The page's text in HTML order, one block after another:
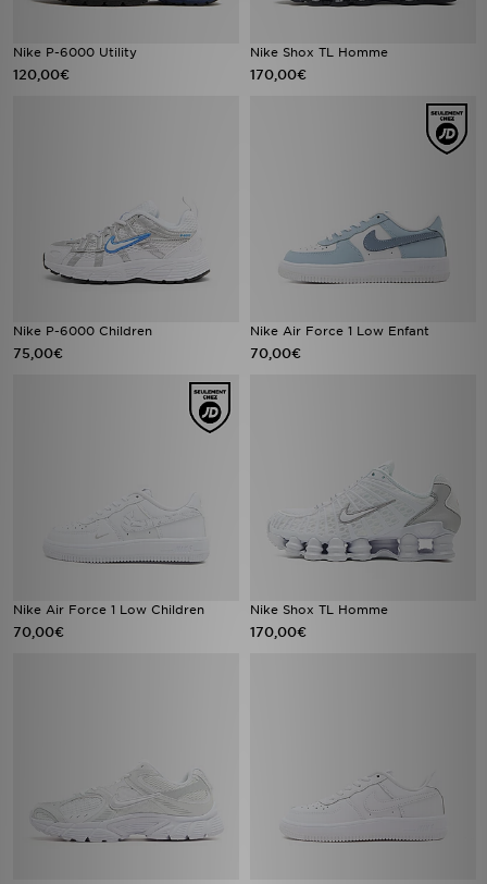
Nike P-6000 Utility
120,00€
Nike Shox TL Homme
170,00€
Nike P-6000 Children
75,00€
Nike Air Force 1 Low Enfant
70,00€
Nike Air Force 1 Low Children
70,00€
Nike Shox TL Homme
170,00€